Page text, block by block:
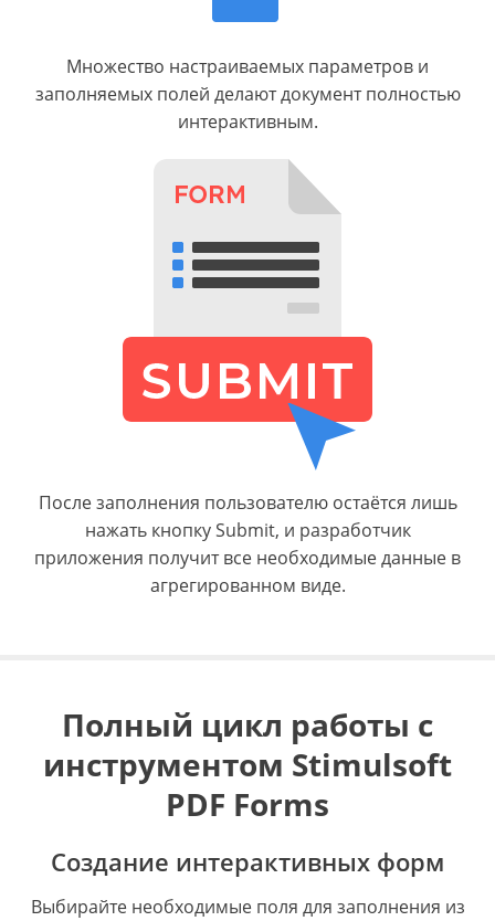
Множество настраиваемых параметров и
заполняемых полей делают документ полностью
интерактивным.
После заполнения пользователю остаётся лишь
нажать кнопку Submit, и разработчик
приложения получит все необходимые данные в
агрегированном виде.
Полный цикл работы с
инструментом Stimulsoft
PDF Forms
Создание интерактивных форм
Выбирайте необходимые поля для заполнения из